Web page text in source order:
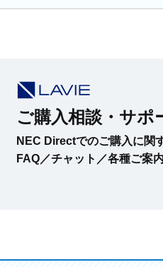
ご購入相談・サポ
NEC Directでのご購入に関
FAQ／チャット／各種ご案